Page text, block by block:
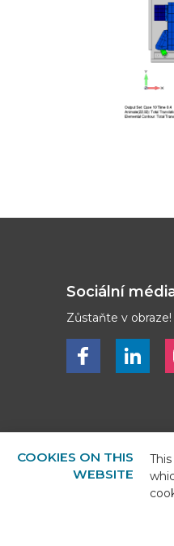
Sociální
Zůstaňte v obraze!
Bekijk ons op FacebookBekijk ons op
COOKIES ON THIS
WEBSITE